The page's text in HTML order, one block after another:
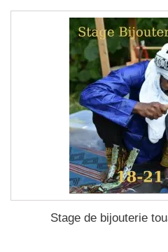
Stage de bijouterie